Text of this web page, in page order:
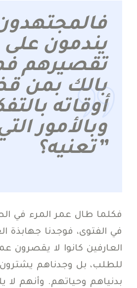
يندمون على
تقصيرهم
بالك بمن
أوقاته
وبالأمور
تعنيه؟”
فكلما طال عمر المرء في
في الفتوى، فوجدنا جهابذة
العارفين كانوا لا يقصرون
للطلب، بل وجدناهم يشترون
بدنياهم وحياتهم. وأنهم لا